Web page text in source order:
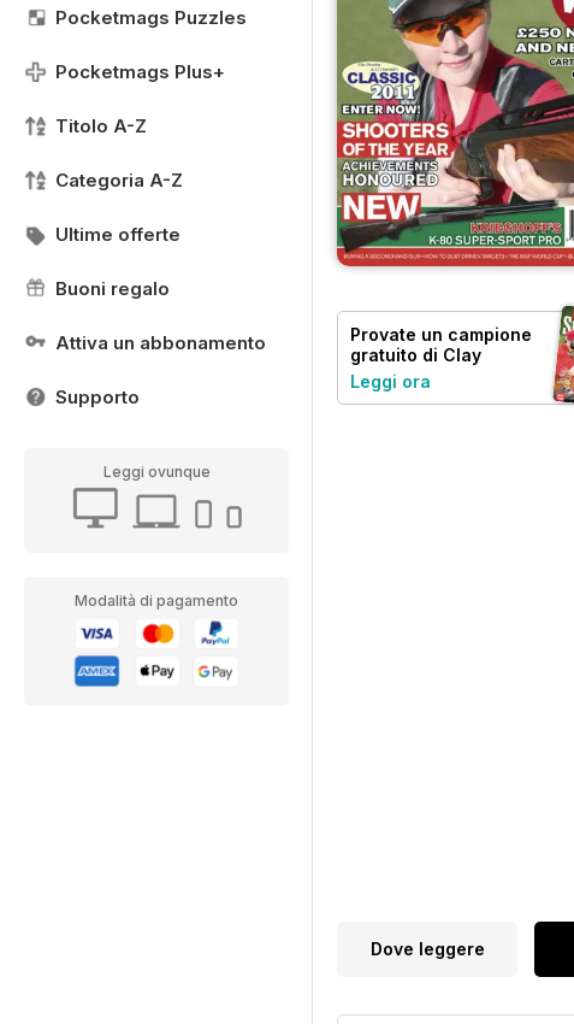
Pocketmags Puzzles
Pocketmags Plus+
Titolo A-Z
Categoria A-Z
Ultime offerte
Buoni regalo
Attiva un abbonamento
Supporto
Leggi ovunque
Modalità di pagamento
Provate un campione
gratuito di Clay
Shooting
Leggi ora
Dove leggere